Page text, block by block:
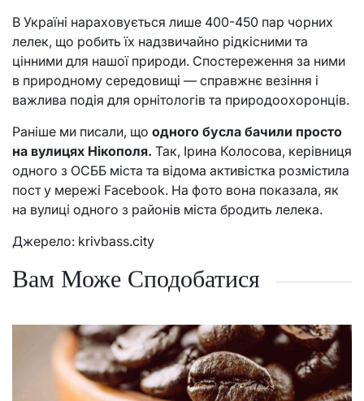
В Україні нараховується лише 400-450 пар чорних
лелек, що робить їх надзвичайно рідкісними та
цінними для нашої природи. Спостереження за ними
в природному середовищі — справжнє везіння і
важлива подія для орнітологів та природоохоронців.
Раніше ми писали, що одного бусла бачили просто
на вулицях Нікополя. Так, Ірина Колосова, керівниця
одного з ОСББ міста та відома активістка розмістила
пост у мережі Facebook. На фото вона показала, як
на вулиці одного з районів міста бродить лелека.
Джерело: krivbass.city
Вам Може Сподобатися